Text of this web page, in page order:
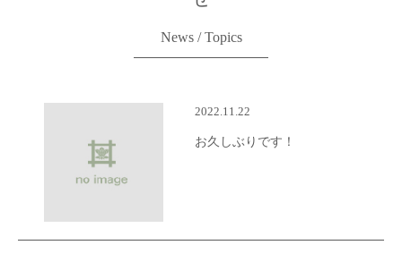
News / Topics
2022.11.22
お久しぶりです！